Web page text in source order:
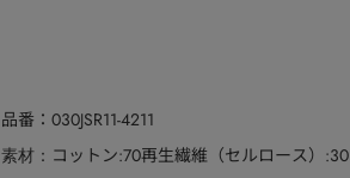
品番 030JSR11-4211
素材
コットン:70再生繊維（セルロース）:30